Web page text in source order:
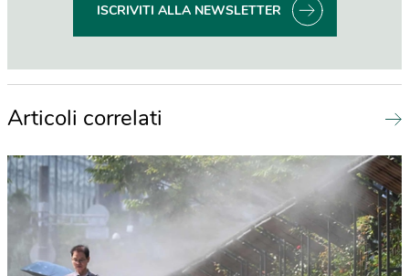
ISCRIVITI ALLA NEWSLETTER
Articoli correlati